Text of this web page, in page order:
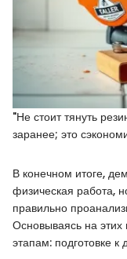
"Не стоит тянуть
заранее; это
В конечном итоге,
физическая работа,
правильно
Основываясь на
этапам: подготовке к